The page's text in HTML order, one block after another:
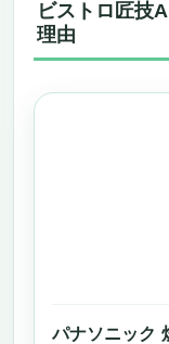
ビストロ匠技
理由
パナソニック